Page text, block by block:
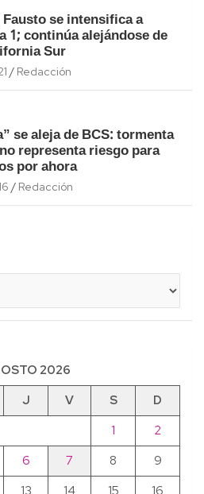
se intensifica a
1; continúa alejándose de
Sur
Redacción
se aleja de BCS: tormenta
representa riesgo para
por ahora
Redacción
2026
J V S
D
1
2
6 7 8
9
13 14 15 16